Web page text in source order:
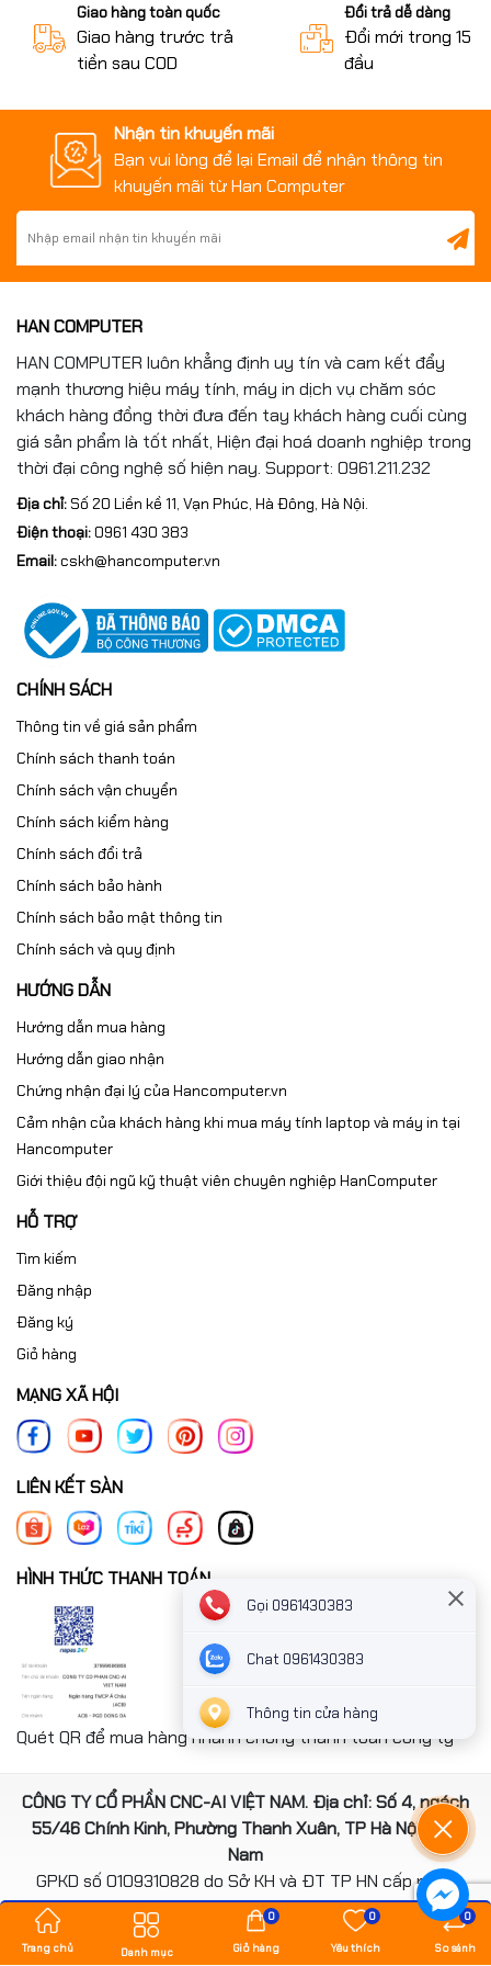
Hạn chế lỗi phát sinh do phần mềm không bản quyền.
Đảm bảo tuân thủ quy định về bản quyền phần mềm.
Đối tượng phù hợp
Doanh nghiệp vừa và nhỏ.
Cơ quan nhà nước.
Trường học.
Phòng kỹ thuật IT.
Người dùng cần môi trường làm việc ổn định và bảo
mật.
Mua Windows 10 Pro
FQC-08929 chính
hãng tại
Hancomputer
Hancomputer cung cấp phần mềm
64Bit Eng Intl 1PK DSP OEI DVD Version 1803
✅ Sản phẩm chính hãng Microsoft.
✅ Hỗ trợ cài đặt và kích hoạt.
✅ Hóa đơn VAT đầy đủ.
✅ Hỗ trợ kỹ thuật tận tình.
✅ Giá cạnh tranh cho cá nhân và doanh nghiệp.
Thông tin liên hệ
HAN COMPUTER
🌐 Website:
https://hancomputer.vn
Giao hàng toàn quốc
Giao hàng trước trả
tiền sau COD
Đổi trả dễ dàng
Đổi mới trong 15
đầu
Nhận tin khuyến mãi
Bạn vui lòng để lại Email để nhận thông tin
khuyến mãi từ Han Computer
HAN COMPUTER
HAN COMPUTER luôn khẳng định uy tín và cam kết đẩy
mạnh thương hiệu máy tính, máy in dịch vụ chăm sóc
khách hàng đồng thời đưa đến tay khách hàng cuối cùng
giá sản phẩm là tốt nhất, Hiện đại hoá doanh nghiệp trong
thời đại công nghệ số hiện nay. Support: 0961.211.232
Địa chỉ:Số 20 Liền kề 11, Vạn Phúc, Hà Đông, Hà Nội.
Điện thoại:0961 430 383
Email:cskh@hancomputer.vn
CHÍNH SÁCH
Thông tin về giá sản phẩm
Chính sách thanh toán
Chính sách vận chuyển
Chính sách kiểm hàng
Chính sách đổi trả
Chính sách bảo hành
Chính sách bảo mật thông tin
Chính sách và quy định
HƯỚNG DẪN
Hướng dẫn mua hàng
Hướng dẫn giao nhận
Chứng nhận đại lý của Hancomputer.vn
Cảm nhận của khách hàng khi mua máy tính laptop và máy in tại
Hancomputer
Giới thiệu đội ngũ kỹ thuật viên chuyên nghiệp HanComputer
HỖ TRỢ
Tìm kiếm
Đăng nhập
Đăng ký
Giỏ hàng
MẠNG XÃ HỘI
LIÊN KẾT SÀN
HÌNH THỨC THANH TOÁN
Quét QR để mua hàng nhanh chóng thanh toán công ty
CÔNG TY CỔ PHẦN CNC-AI VIỆT NAM. Địa chỉ: Số 4, ngách
55/46 Chính Kinh, Phường Thanh Xuân, TP Hà Nội, Việt
Nam
GPKD số 0109310828 do Sở KH và ĐT TP HN cấp ngày
14/08/2020
*** Website đã đươc cấp phép của Bộ Công Thương
Trang chủ Danh mục Giỏ hàng
0
Yêu thích
0
So sánh
0
Gọi 0961430383
Chat 0961430383
Thông tin cửa hàng